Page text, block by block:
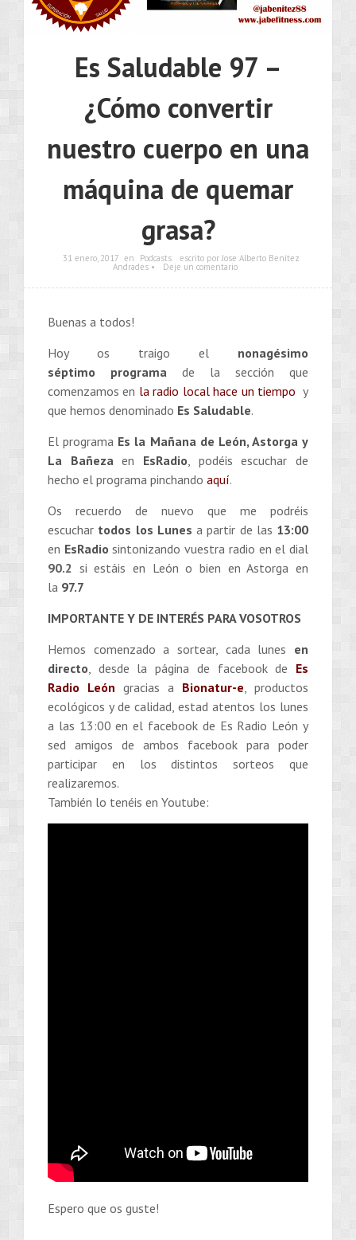
Es Saludable 97 –
¿Cómo convertir
nuestro cuerpo en una
máquina de quemar
grasa?
31 enero, 2017 en Podcasts escrito por Jose Alberto Benítez
Andrades • Deje un comentario
Buenas a todos!
Hoy os traigo el nonagésimo
séptimo programa de la sección que
comenzamos en la radio local hace un tiempo y
que hemos denominado Es Saludable.
El programa Es la Mañana de León, Astorga y
La Bañeza en EsRadio , podéis escuchar de
hecho el programa pinchando aquí.
Os recuerdo de nuevo que me podréis
escuchar todos los Lunes a partir de las 13:00
en EsRadio sintonizando vuestra radio en el dial
90.2 si estáis en León o bien en Astorga en
la 97.7
IMPORTANTE Y DE INTERÉS PARA VOSOTROS
Hemos comenzado a sortear, cada lunes en
directo , desde la página de facebook de Es
Radio León gracias a Bionatur-e , productos
ecológicos y de calidad, estad atentos los lunes
a las 13:00 en el facebook de Es Radio León y
sed amigos de ambos facebook para poder
participar en los distintos sorteos que
realizaremos.
También lo tenéis en Youtube:
Espero que os guste!